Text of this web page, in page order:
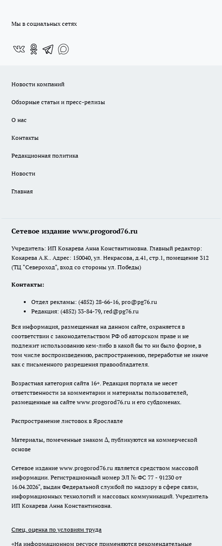
Мы в социальных сетях
Новости компаний
Обзорные статьи и пресс-релизы
О нас
Контакты
Редакционная политика
Новости
Главная
Сетевое издание www.progorod76.ru
Учредитель: ИП Кокарева Анна Константиновна. Главный редактор:
Кокарева А.К.. Адрес: 150040, ул. Некрасова, д.41, стр.1, помещение 312
(ТЦ "Североход", вход со стороны ул. Победы)
Контакты:
Отдел рекламы: (4852) 28-66-16, pro@pg76.ru
Редакция: (4852) 33-84-79, red@pg76.ru
Вся информация, размещенная на данном сайте, охраняется в
соответствии с законодательством РФ об авторском праве и не
подлежит использованию кем-либо в какой бы то ни было форме, в
том числе воспроизведению, распространению, переработке не иначе
как с письменного разрешения правообладателя.
Возрастная категория сайта 16+. Редакция портала не несет
ответственности за комментарии и материалы пользователей,
размещенные на сайте www.progorod76.ru и его субдоменах.
Распространение листовок в Ярославле
Материалы, помеченные знаком ∆, публикуются на коммерческой
основе
Сетевое издание www.progorod76.ru является средством массовой
информации. Регистрационный номер ЭЛ № ФС 77 - 91230 от
16.04.2026", выдан Федеральной службой по надзору в сфере связи,
информационных технологий и массовых коммуникаций. Учредитель
ИП Кокарева Анна Константиновна.
Спец. оценка по условиям труда
«На информационном ресурсе применяются рекомендательные